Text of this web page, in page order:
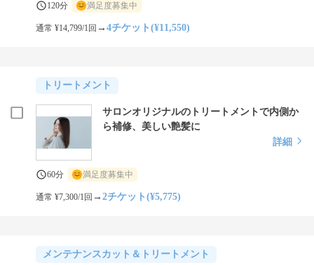
120分 満足度募集中
通常 ¥14,799/1回 →4チケット(¥11,550)
トリートメント
サロンオリジナルのトリートメントで内側か
ら補修、美しい艶髪に
詳細
60分 満足度募集中
通常 ¥7,300/1回 →2チケット(¥5,775)
メンテナンスカット＆トリートメント